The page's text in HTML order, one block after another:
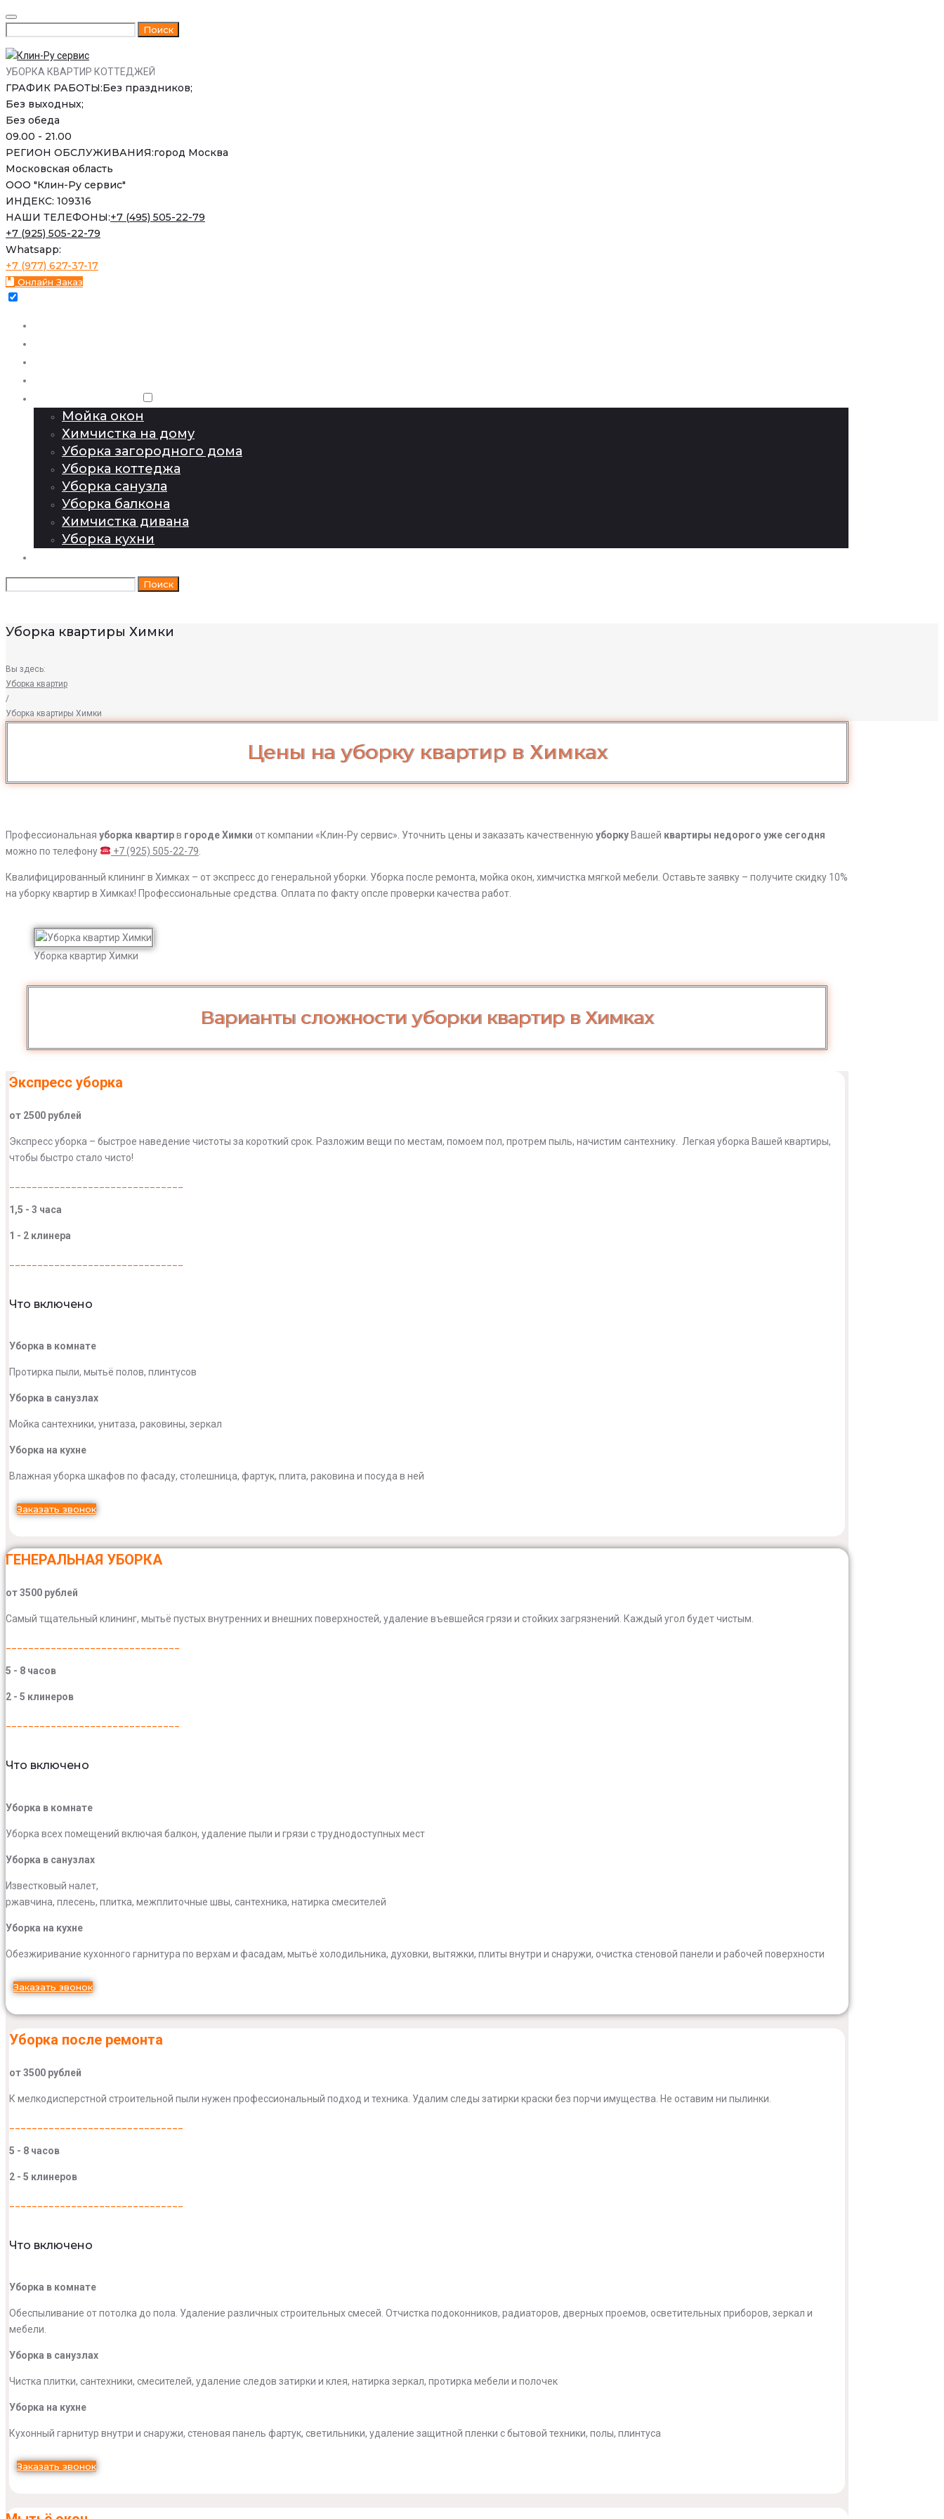
Skip
Поиск
УБОРКА КВАРТИР КОТТЕДЖЕЙ
ГРАФИК РАБОТЫ:Без праздников;
Без выходных;
Без обеда
09.00 - 21.00
РЕГИОН ОБСЛУЖИВАНИЯ:город Москва
Московская область
ООО "Клин-Ру сервис"
ИНДЕКС: 109316
НАШИ ТЕЛЕФОНЫ:+7 (495) 505-22-79
+7 (925) 505-22-79
Whatsapp:
+7 (977) 627-37-17
Онлайн Заказ
Мойка окон
Химчистка на дому
Уборка загородного дома
Уборка коттеджа
Уборка санузла
Уборка балкона
Химчистка дивана
Уборка кухни
Поиск
Уборка квартиры Химки
Вы здесь:
Уборка квартир
/
Уборка квартиры Химки
Химки
Цены на уборку квартир в Химках
Профессиональная уборка квартирв городе Химки от компании «Клин-Ру сервис». Уточнить цены и заказать качественную уборкуВашей квартиры недорого уже сегодня
можно по телефону
+7 (925) 505-22-79
Квалифицированный клининг в Химках – от экспресс до генеральной уборки. Уборка после ремонта, мойка окон, химчистка мягкой мебели. Оставьте заявку – получите скидку 10%
на уборку квартир в Химках! Профессиональные средства. Оплата по факту опсле проверки качества работ.
Уборка квартир Химки
Варианты сложности уборки квартир в Химках
Экспресс уборка
от 2500 рублей
Экспресс уборка – быстрое наведение чистоты за короткий срок. Разложим вещи по местам, помоем пол, протрем пыль, начистим сантехнику. Легкая уборка Вашей квартиры,
чтобы быстро стало чисто!
1,5 - 3 часа
1 - 2 клинера
Что включено
Уборка в комнате
Протирка пыли, мытьё полов, плинтусов
Уборка в санузлах
Мойка сантехники, унитаза, раковины, зеркал
Уборка на кухне
Влажная уборка шкафов по фасаду, столешница, фартук, плита, раковина и посуда в ней
Заказать звонок
ГЕНЕРАЛЬНАЯ УБОРКА
от 3500 рублей
Самый тщательный клининг, мытьё пустых внутренних и внешних поверхностей, удаление въевшейся грязи и стойких загрязнений. Каждый угол будет чистым.
5 - 8 часов
2 - 5 клинеров
Что включено
Уборка в комнате
Уборка всех помещений включая балкон, удаление пыли и грязи с труднодоступных мест
Уборка в санузлах
Известковый налет,
ржавчина, плесень, плитка, межплиточные швы, сантехника, натирка смесителей
Уборка на кухне
Обезжиривание кухонного гарнитура по верхам и фасадам, мытьё холодильника, духовки, вытяжки, плиты внутри и снаружи, очистка стеновой панели и рабочей поверхности
Заказать звонок
Уборка после ремонта
от 3500 рублей
К мелкодисперстной строительной пыли нужен профессиональный подход и техника. Удалим следы затирки краски без порчи имущества. Не оставим ни пылинки.
5 - 8 часов
2 - 5 клинеров
Что включено
Уборка в комнате
Обеспыливание от потолка до пола. Удаление различных строительных смесей. Отчистка подоконников, радиаторов, дверных проемов, осветительных приборов, зеркал и
мебели.
Уборка в санузлах
Чистка плитки, сантехники, смесителей, удаление следов затирки и клея, натирка зеркал, протирка мебели и полочек
Уборка на кухне
Кухонный гарнитур внутри и снаружи, стеновая панель фартук, светильники, удаление защитной пленки с бытовой техники, полы, плинтуса
Заказать звонок